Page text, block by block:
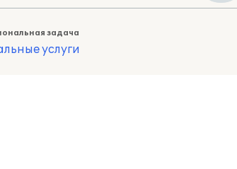
задача
услуги